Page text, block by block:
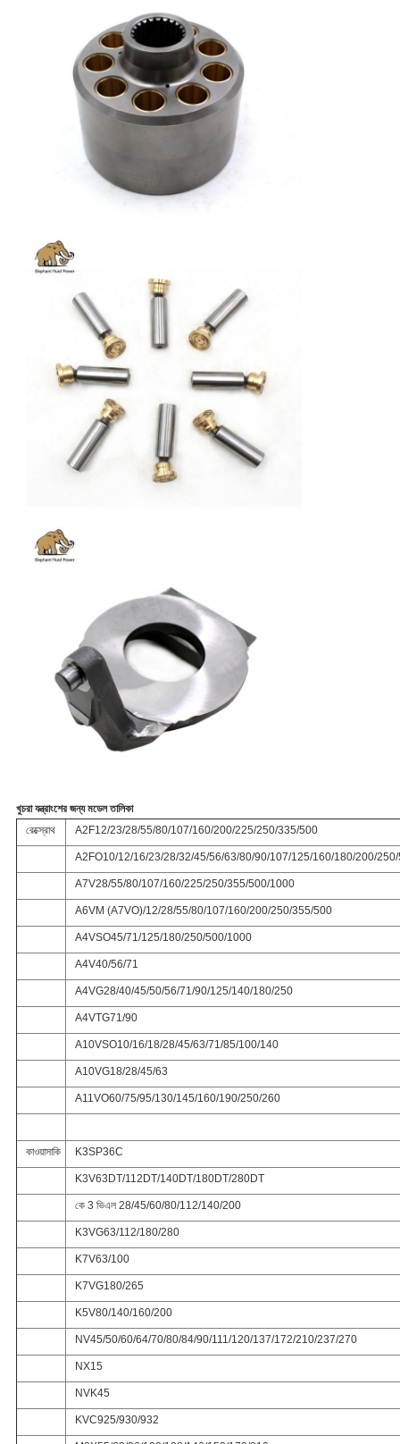
খুচরা যন্ত্রাংশের জন্য মডেল তালিকা
রেক্স্রোথ
A2F12/23/28/55/80/107/160/200/225/250/335/500
A2FO10/12/16/23/28/32/45/56/63/80/90/107/125/160/180/200/
A7V28/55/80/107/160/225/250/355/500/1000
A6VM (A7VO)/12/28/55/80/107/160/200/250/355/500
A4VSO45/71/125/180/250/500/1000
A4V40/56/71
A4VG28/40/45/50/56/71/90/125/140/180/250
A4VTG71/90
A10VSO10/16/18/28/45/63/71/85/100/140
A10VG18/28/45/63
A11VO60/75/95/130/145/160/190/250/260
কাওয়াসাকি K3SP36C
K3V63DT/112DT/140DT/180DT/280DT
কে 3 ভিএল 28/45/60/80/112/140/200
K3VG63/112/180/280
K7V63/100
K7VG180/265
K5V80/140/160/200
NV45/50/60/64/70/80/84/90/111/120/137/172/210/237/270
NX15
NVK45
KVC925/930/932